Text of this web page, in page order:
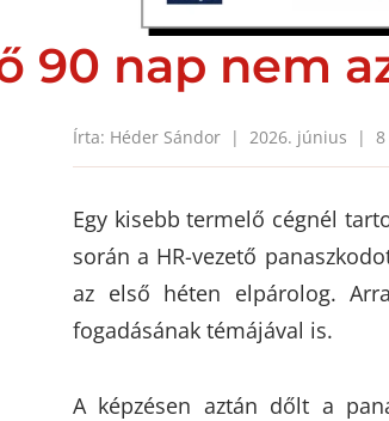
90 nap nem
Írta: Héder Sándor | 2026. június | 8
Egy kisebb termelő cégnél
során a HR-vezető
az első héten elpárolog.
fogadásának témájával is.
A képzésen aztán dőlt a